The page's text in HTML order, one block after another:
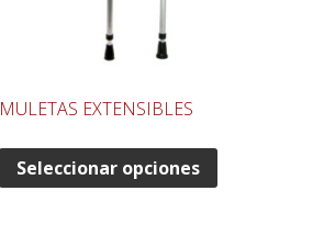
MULETAS EXTENSIBLES
Seleccionar opciones